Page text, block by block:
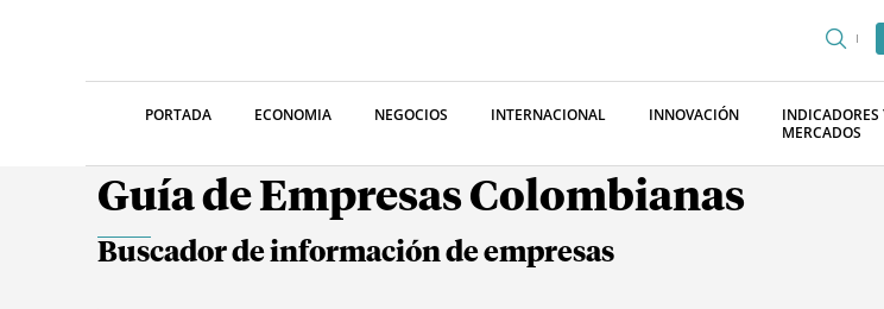
PORTADA ECONOMIA NEGOCIOS INTERNACIONAL INNOVACIÓN
INDICADORES
MERCADOS
Guía de Empresas Colombianas
Buscador de información de empresas